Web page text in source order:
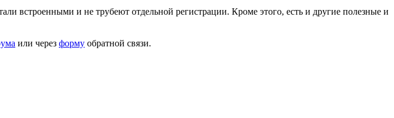
встроенными и не трубеют отдельной регистрации. Кроме этого, есть и другие полезные и
или через форму обратной связи.